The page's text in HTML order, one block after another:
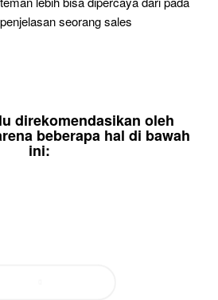
seorang sales
direkomendasikan oleh
beberapa hal di bawah
ini: